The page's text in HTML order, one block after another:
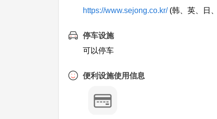
https://www.sejong.co.kr/(韩、英、日
停车设施
可以停车
便利设施使用信息